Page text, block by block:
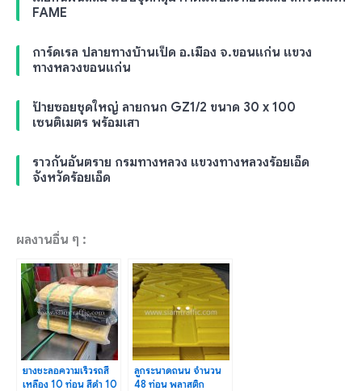
FAME
การ์ดเรล ปลายทางบ้านเป็ด อ.เมือง จ.ขอนแก่น แขวง
ทางหลวงขอนแก่น
ป้ายซอยชุดใหญ่ ลายกนก GZ1/2 ขนาด 30 x 100
เซนติเมตร พร้อมเสา
ราวกันอันตราย กรมทางหลวง แขวงทางหลวงร้อยเอ็ด
จังหวัดร้อยเอ็ด
ผลงานอื่น ๆ :
ยางชะลอความเร็วรถสี
เหลือง 10 ท่อน สีดำ 10
ลูกระนาดถนน จำนวน
48 ท่อน พลาสติก